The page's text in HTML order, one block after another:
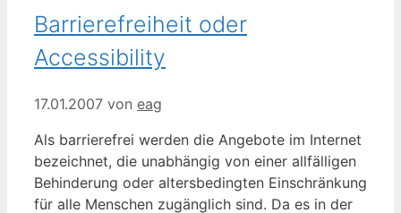
Barrierefreiheit oder
Accessibility
17.01.2007 von eag
Als barrierefrei werden die Angebote im Internet
bezeichnet, die unabhängig von einer allfälligen
Behinderung oder altersbedingten Einschränkung
für alle Menschen zugänglich sind. Da es in der